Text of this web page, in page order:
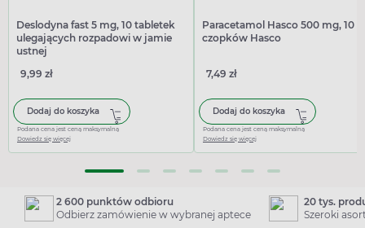
Deslodyna fast 5 mg, 10 tabletek
ulegających rozpadowi w jamie
ustnej
9,99 zł
Dodaj do koszyka
Podana cena jest ceną maksymalną
Dowiedz się więcej
Paracetamol Hasco 500 mg, 10
czopków Hasco
7,49 zł
Dodaj do koszyka
Podana cena jest ceną maksymalną
Dowiedz się więcej
2 600 punktów odbioru
Odbierz zamówienie w wybranej aptece
20 tys.
Szeroki